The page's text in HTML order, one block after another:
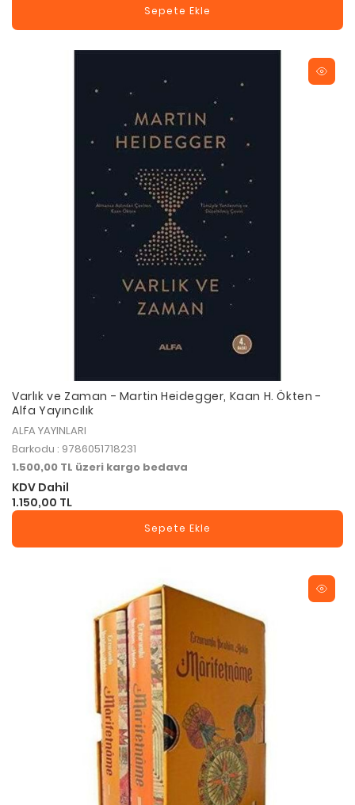
Sepete Ekle
Varlık ve Zaman - Martin Heidegger, Kaan H. Ökten -
Alfa Yayıncılık
ALFA YAYINLARI
Barkodu : 9786051718231
1.500,00 TL üzeri kargo bedava
KDV Dahil
1.150,00 TL
Sepete Ekle